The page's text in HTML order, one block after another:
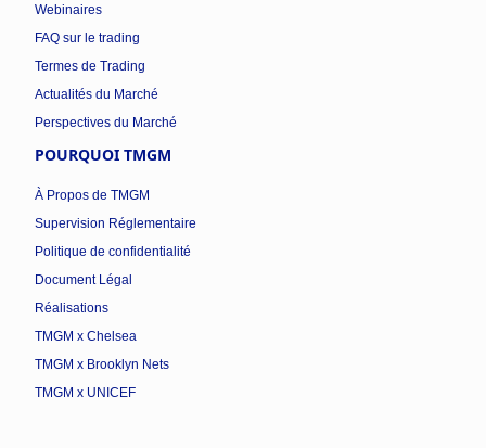
Webinaires
FAQ sur le trading
Termes de Trading
Actualités du Marché
Perspectives du Marché
POURQUOI TMGM
À Propos de TMGM
Supervision Réglementaire
Politique de confidentialité
Document Légal
Réalisations
TMGM x Chelsea
TMGM x Brooklyn Nets
TMGM x UNICEF